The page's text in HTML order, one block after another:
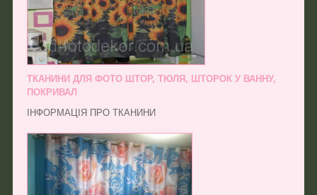
ТКАНИНИ ДЛЯ ФОТО ШТОР, ТЮЛЯ, ШТОРОК У ВАННУ,
ПОКРИВАЛ
ІНФОРМАЦІЯ ПРО ТКАНИНИ